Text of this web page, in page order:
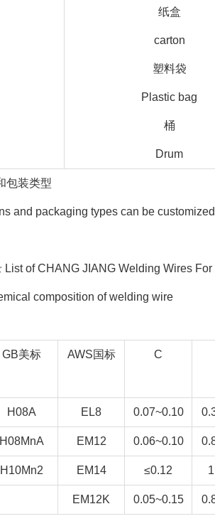
纸盒
carton
塑料袋
Plastic bag
桶
Drum
包装类型
and packaging types can be customized
List of CHANG JIANG Welding Wires
composition of welding wire
GB美标 AWS国标 C
H08A EL8 0.07~0.10
H08MnA EM12 0.06~0.10
H10Mn2 EM14 ≤0.12
EM12K 0.05~0.15